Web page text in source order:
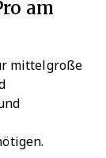
am
mittelgroße